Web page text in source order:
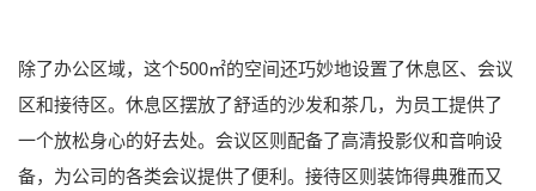
除了办公区域，这个500㎡的空间还巧妙地设置了休息区、会议
区和接待区。休息区摆放了舒适的沙发和茶几，为员工提供了
一个放松身心的好去处。会议区则配备了高清投影仪和音响设
备，为公司的各类会议提供了便利。接待区则装饰得典雅而又